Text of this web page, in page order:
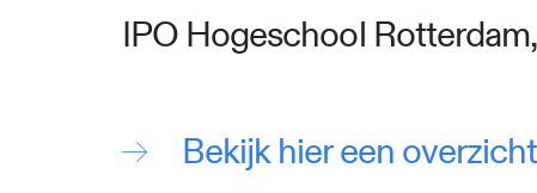
IPO Hogeschool
Bekijk hier een